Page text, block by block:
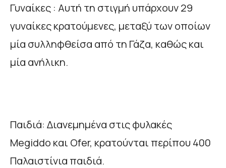
Γυναίκες : Αυτή τη στιγμή υπάρχουν 29
γυναίκες κρατούμενες, μεταξύ των οποίων
μία συλληφθείσα από τη Γάζα, καθώς και
μία ανήλικη.
Παιδιά: Διανεμημένα στις φυλακές
Megiddo και Ofer, κρατούνται περίπου 400
Παλαιστίνια παιδιά.